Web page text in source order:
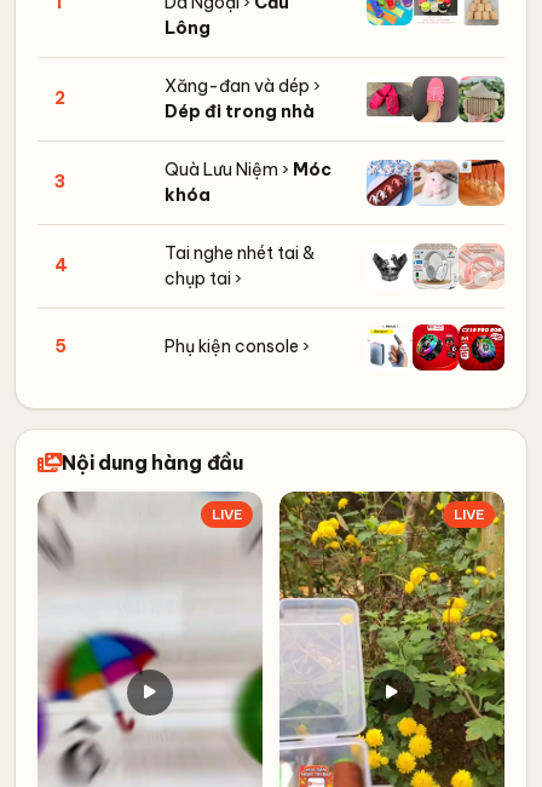
Lông
2
Xăng-đan và dép ›
Dép đi trong nhà
3
Quà Lưu Niệm › Móc
khóa
4
Tai nghe nhét tai &
chụp tai ›
5 Phụ kiện console ›
Nội dung hàng đầu
LIVE LIVE